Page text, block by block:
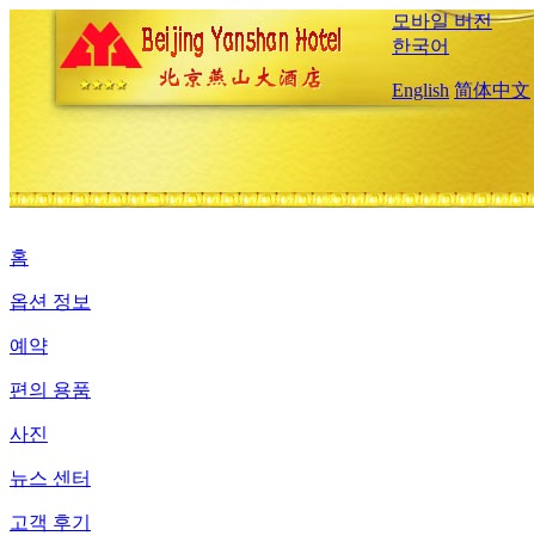
모바일 버전
한국어
English 简体中文
홈
옵션 정보
예약
편의 용품
사진
뉴스 센터
고객 후기